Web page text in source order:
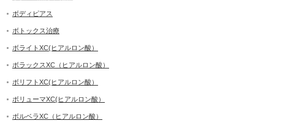
ボディピアス
ボトックス治療
ボライトXC(ヒアルロン酸）
ボラックスXC（ヒアルロン酸）
ボリフトXC(ヒアルロン酸）
ボリューマXC(ヒアルロン酸）
ボルベラXC（ヒアルロン酸）